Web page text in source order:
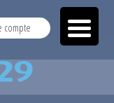
compte